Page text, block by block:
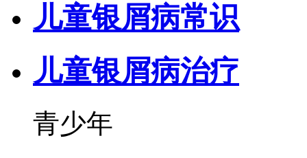
儿童银屑病常识
儿童银屑病治疗
青少年